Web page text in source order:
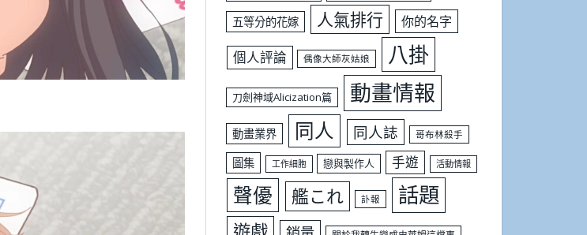
五等分的花嫁 人氣排行 你的名字
個人評論 偶像大師灰姑娘 八掛
刀劍神域Alicization篇 動畫情報
動畫業界 同人 同人誌 哥布林殺手
圖集 工作細胞 戀與製作人 手遊 活動情報
聲優 艦これ 訃報 話題